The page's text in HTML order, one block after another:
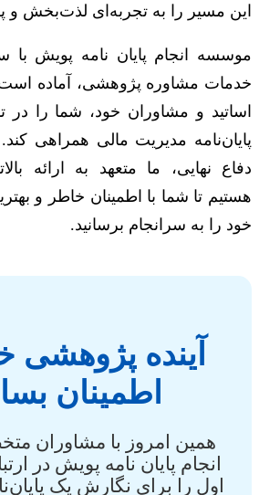
این مسیر را به تجربه‌ای لذت‌بخش و
موسسه انجام پایان نامه پویش با
خدمات مشاوره پژوهشی، آماده
اساتید و مشاوران خود، شما را
پایان‌نامه مدیریت مالی همراهی
دفاع نهایی، ما متعهد به ارائه
هستیم تا شما با اطمینان خاطر و
خود را به سرانجام برسانید.
آینده پژوهشی
اطمینان
همین امروز با مشاوران
انجام پایان نامه پویش در
اول را برای نگارش یک